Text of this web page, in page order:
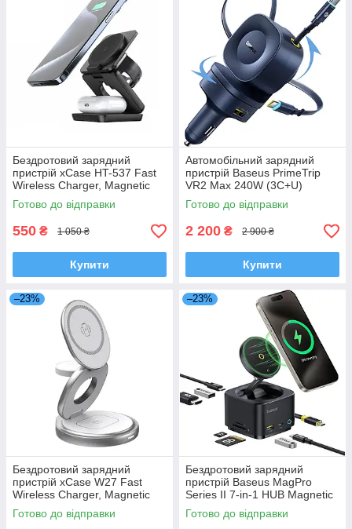
Бездротовий зарядний
пристрій xCase HT-537 Fast
Wireless Charger, Magnetic
MagSafe 3 в 1 для iPhone
Готово до відправки
550 ₴ 1 050 ₴
Купити
Автомобільний зарядний
пристрій Baseus PrimeTrip
VR2 Max 240W (3C+U)
(C02067) Cosmic Black + 2
вбудовані кабелі USB-C
Готово до відправки
2 200 ₴ 2 900 ₴
Купити
–23%
Бездротовий зарядний
пристрій xCase W27 Fast
Wireless Charger, Magnetic
MagSafe 3 в 1 для iPhone
Готово до відправки
–23%
Бездротовий зарядний
пристрій Baseus MagPro
Series II 7-in-1 HUB Magnetic
Wireless Charging 15W
Готово до відправки